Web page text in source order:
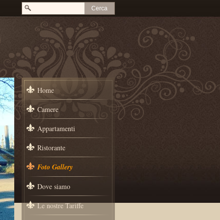
Home
Camere
Appartamenti
Ristorante
Foto Gallery
Dove siamo
Le nostre Tariffe